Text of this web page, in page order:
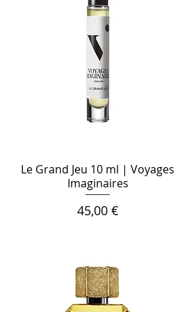
Le Grand Jeu 10 ml | Voyages
Imaginaires
Цена
45,00 €